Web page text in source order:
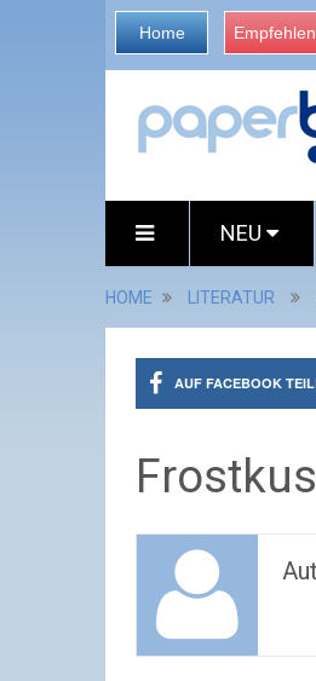
Home
NEU
HOME LITERATUR
AUF FACEBOOK